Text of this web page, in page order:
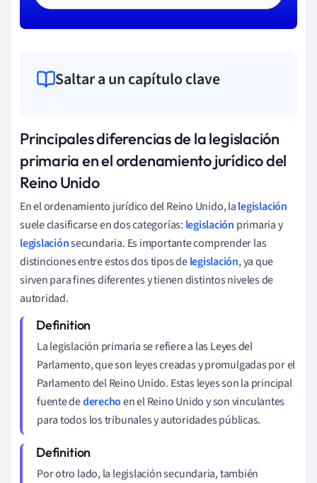
Saltar a un capítulo clave
Principales diferencias de la legislación
primaria en el ordenamiento jurídico del
Reino Unido
En el ordenamiento jurídico del Reino Unido, lalegislación
suele clasificarse en dos categorías: legislación primaria y
legislaciónsecundaria. Es importante comprender las
distinciones entre estos dos tipos delegislación, ya que
sirven para fines diferentes y tienen distintos niveles de
autoridad.
La legislación primaria se refiere a las Leyes del
Parlamento, que son leyes creadas y promulgadas por el
Parlamento del Reino Unido. Estas leyes son la principal
fuente dederechoen el Reino Unido y son vinculantes
para todos los tribunales y autoridades públicas.
Por otro lado, la legislación secundaria, también